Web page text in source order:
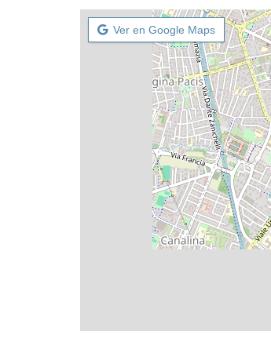
Ver en Google Maps